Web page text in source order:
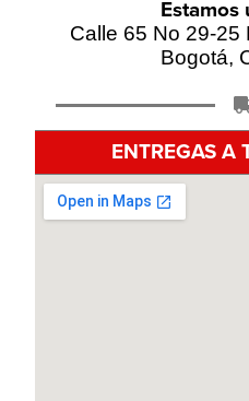
Estamos
Calle 65 No 29-25
Bogotá,
ENTREGAS A